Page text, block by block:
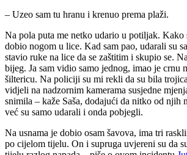
– Uzeo sam tu hranu i krenuo prema plaži.
Na pola puta me netko udario u potiljak. Kako
dobio nogom u lice. Kad sam pao, udarali su
stavio ruke na lice da se zaštitim i skupio se.
bijeg. Ja sam vidio samo jednog, imao je crnu
šiltericu. Na policiji su mi rekli da su bila
vidjeli na nadzornim kamerama susjedne
snimila – kaže Saša, dodajući da nitko od njih
već su samo udarali i onda pobjegli.
Na usnama je dobio osam šavova, ima tri
po cijelom tijelu. On i supruga uvjereni su da